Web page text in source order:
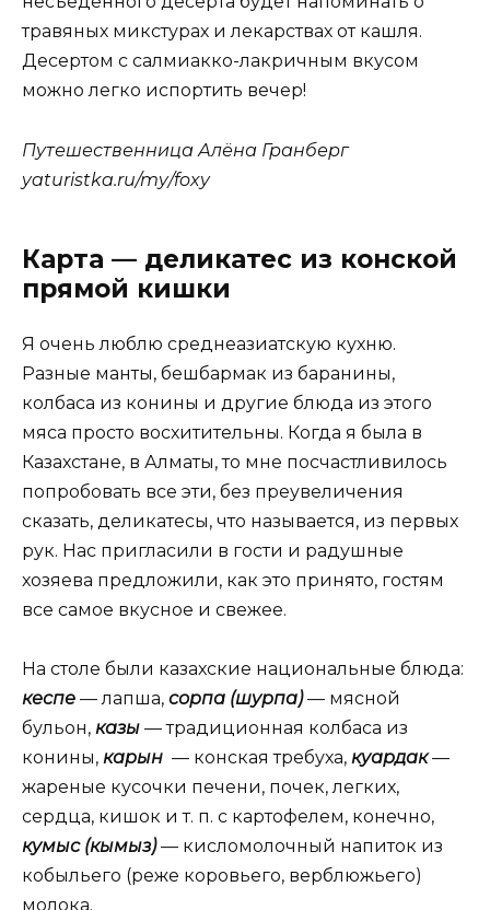
травяных микстурах и лекарствах от кашля.
Десертом с салмиакко-лакричным вкусом
можно легко испортить вечер!
Путешественница Алёна Гранберг
yaturistka.ru/my/foxy
Карта — деликатес из конской
прямой кишки
Я очень люблю среднеазиатскую кухню.
Разные манты, бешбармак из баранины,
колбаса из конины и другие блюда из этого
мяса просто восхитительны. Когда я была в
Казахстане, в Алматы, то мне посчастливилось
попробовать все эти, без преувеличения
сказать, деликатесы, что называется, из первых
рук. Нас пригласили в гости и радушные
хозяева предложили, как это принято, гостям
все самое вкусное и свежее.
На столе были казахские национальные блюда:
кеспе — лапша, сорпа (шурпа)— мясной
бульон, казы — традиционная колбаса из
конины, карын — конская требуха, куардак—
жареные кусочки печени, почек, легких,
сердца, кишок и т. п. с картофелем, конечно,
кумыс (кымыз)— кисломолочный напиток из
кобыльего (реже коровьего, верблюжьего)
молока.